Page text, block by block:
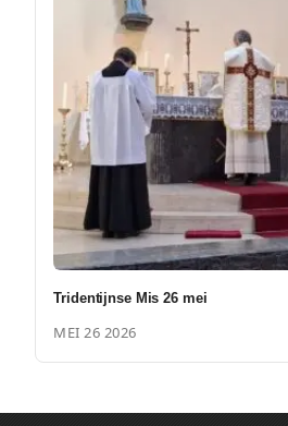
Tridentijnse Mis 26 mei
MEI 26 2026